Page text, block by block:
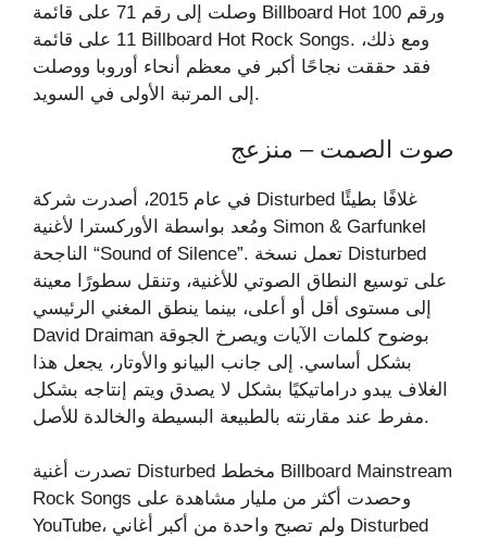
وصلت إلى رقم 71 على قائمة Billboard Hot 100 ورقم
11 على قائمة Billboard Hot Rock Songs. ومع ذلك،
فقد حققت نجاحًا أكبر في معظم أنحاء أوروبا ووصلت
إلى المرتبة الأولى في السويد.
صوت الصمت – منزعج
في عام 2015، أصدرت شركة Disturbed غلافًا بطيئًا
ومُعد بواسطة الأوركسترا لأغنية Simon & Garfunkel
الناجحة “Sound of Silence”. تعمل نسخة Disturbed
على توسيع النطاق الصوتي للأغنية، وتنقل سطورًا معينة
إلى مستوى أقل أو أعلى، بينما ينطق المغني الرئيسي
David Draiman بوضوح كلمات الآيات ويصرخ الجوقة
بشكل أساسي. إلى جانب البيانو والأوتار، يجعل هذا
الغلاف يبدو دراماتيكيًا بشكل لا يصدق ويتم إنتاجه بشكل
مفرط عند مقارنته بالطبيعة البسيطة والخالدة للأصل.
تصدرت أغنية Disturbed مخطط Billboard Mainstream
Rock Songs وحصدت أكثر من مليار مشاهدة على
YouTube، ولم تصبح واحدة من أكبر أغاني Disturbed